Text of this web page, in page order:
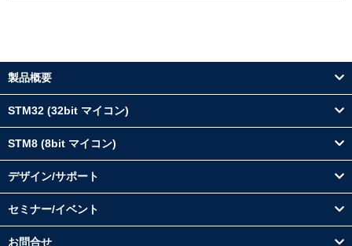
製品概要
STM32 (32bit マイコン)
STM8 (8bit マイコン)
デザイン/サポート
セミナー/イベント
お問合せ